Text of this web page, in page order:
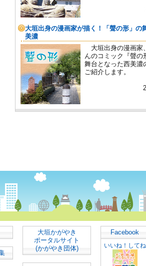
大垣かがやき
ポータルサイト
(かがやき団体)
Facebook
いいね！してね